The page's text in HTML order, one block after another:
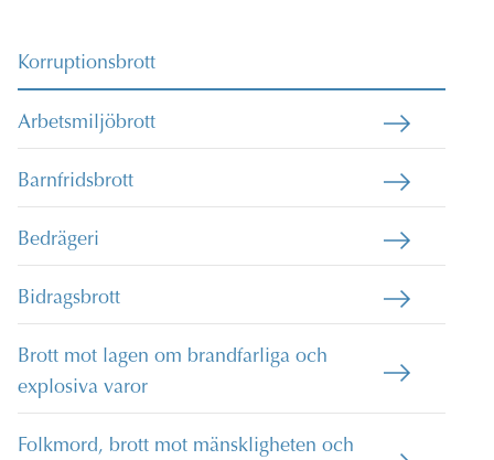
Korruptionsbrott
Arbetsmiljöbrott
Barnfridsbrott
Bedrägeri
Bidragsbrott
Brott mot lagen om brandfarliga och
explosiva varor
Folkmord, brott mot mänskligheten och